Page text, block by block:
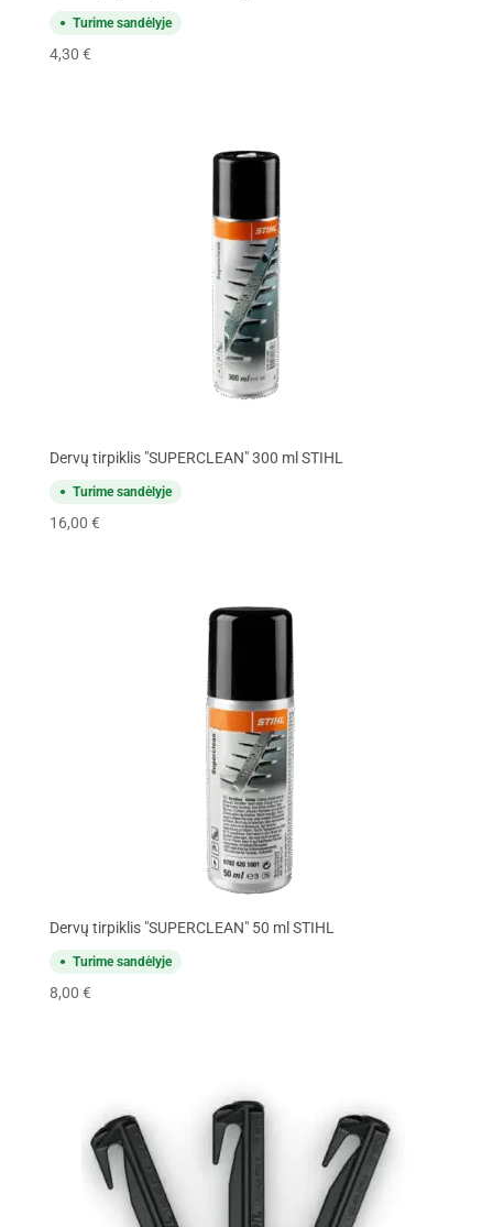
Turime sandėlyje
4,30 €
Dervų tirpiklis "SUPERCLEAN" 300 ml STIHL
Turime sandėlyje
16,00 €
Dervų tirpiklis "SUPERCLEAN" 50 ml STIHL
Turime sandėlyje
8,00 €